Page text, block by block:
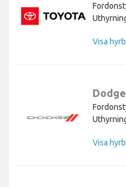
Visa
Visa